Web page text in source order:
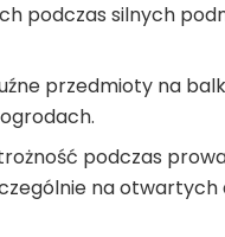
podczas silnych
przedmioty na
podczas
na otwartych